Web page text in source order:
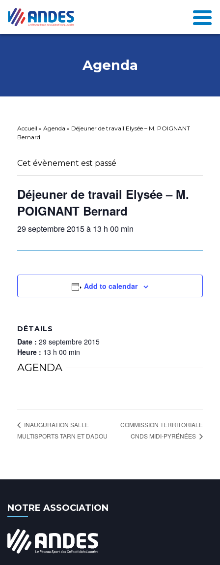
Agenda
Accueil » Agenda » Déjeuner de travail Elysée – M. POIGNANT
Bernard
Cet évènement est passé
Déjeuner de travail Elysée – M.
POIGNANT Bernard
29 septembre 2015 à 13 h 00 min
Add to calendar
DÉTAILS
Date : 29 septembre 2015
Heure : 13 h 00 min
AGENDA
INAUGURATION SALLE
MULTISPORTS TARN ET DADOU
COMMISSION TERRITORIALE
CNDS MIDI-PYRÉNÉES
NOTRE ASSOCIATION